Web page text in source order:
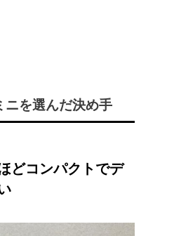
ニを選んだ決め手
どコンパクトでデ